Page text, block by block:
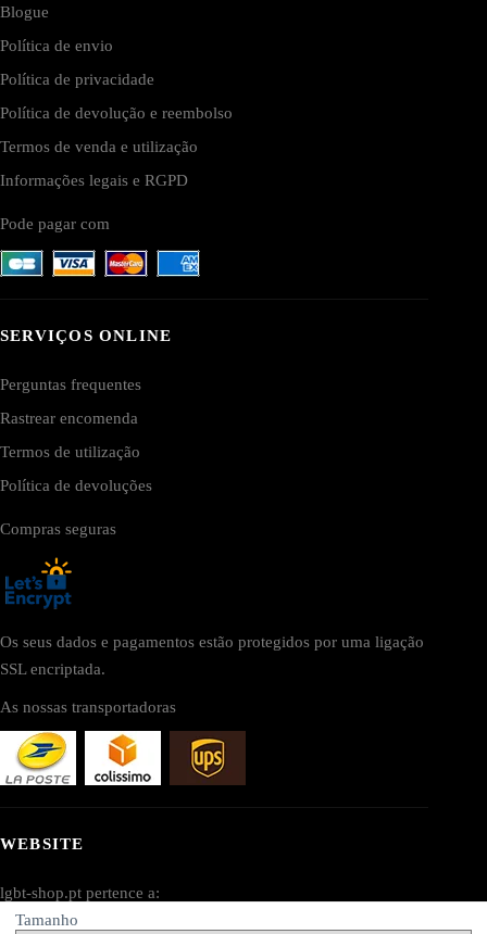
Tamanho
Blogue
Política de envio
Política de privacidade
Política de devolução e reembolso
Termos de venda e utilização
Informações legais e RGPD
Pode pagar com
SERVIÇOS ONLINE
Perguntas frequentes
Rastrear encomenda
Termos de utilização
Política de devoluções
Compras seguras
Os seus dados e pagamentos estão protegidos por uma ligação
SSL encriptada.
As nossas transportadoras
WEBSITE
lgbt-shop.pt pertence a:
AV SEO LLC